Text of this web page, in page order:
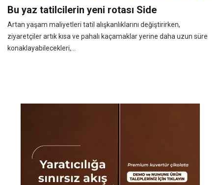
Bu yaz tatilcilerin yeni rotası Side
Artan yaşam maliyetleri tatil alışkanlıklarını değiştirirken,
ziyaretçiler artık kısa ve pahalı kaçamaklar yerine daha uzun süre
konaklayabilecekleri,...